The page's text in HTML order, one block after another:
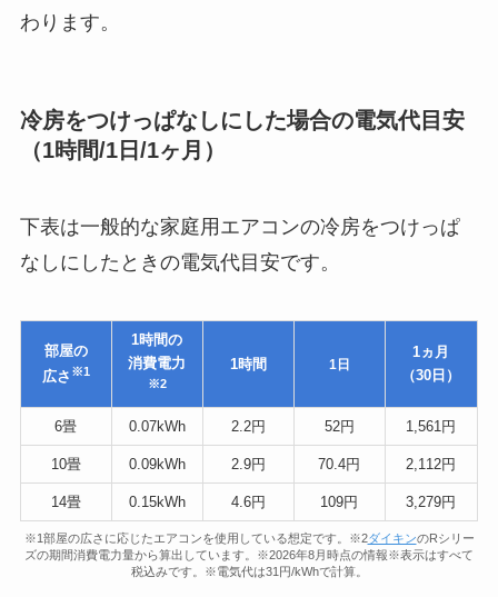
わります。
冷房をつけっぱなしにした場合の電気代目安
（1時間/1日/1ヶ月）
下表は一般的な家庭用エアコンの冷房をつけっぱ
なしにしたときの電気代目安です。
部屋の
広さ ※1
1時間の
消費電力
※2
1時間 1日
1ヵ月
（30日）
6畳 0.07kWh 2.2円 52円 1,561円
10畳 0.09kWh 2.9円 70.4円 2,112円
14畳 0.15kWh 4.6円 109円 3,279円
※1部屋の広さに応じたエアコンを使用している想定です。※2ダイキンのRシリー
ズの期間消費電力量から算出しています。※2026年8月時点の情報※表示はすべて
税込みです。※電気代は31円/kWhで計算。